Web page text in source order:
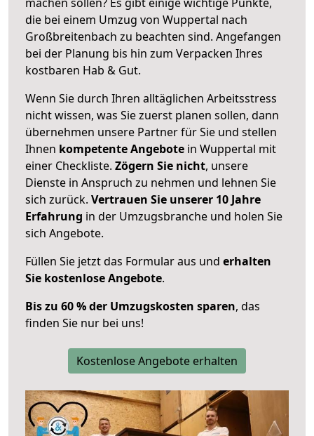
die bei einem Umzug von Wuppertal nach
Großbreitenbach zu beachten sind. Angefangen
bei der Planung bis hin zum Verpacken Ihres
kostbaren Hab & Gut.
Wenn Sie durch Ihren alltäglichen Arbeitsstress
nicht wissen, was Sie zuerst planen sollen, dann
übernehmen unsere Partner für Sie und stellen
Ihnen kompetente Angebote in Wuppertal mit
einer Checkliste. Zögern Sie nicht, unsere
Dienste in Anspruch zu nehmen und lehnen Sie
sich zurück. Vertrauen Sie unserer 10 Jahre
Erfahrung in der Umzugsbranche und holen Sie
sich Angebote.
Füllen Sie jetzt das Formular aus und erhalten
Sie kostenlose Angebote.
Bis zu 60 % der Umzugskosten sparen, das
finden Sie nur bei uns!
Kostenlose Angebote erhalten